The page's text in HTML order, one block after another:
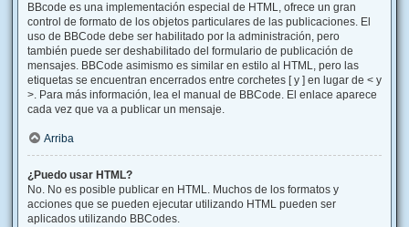
BBcode es una implementación especial de HTML, ofrece un gran
control de formato de los objetos particulares de las publicaciones. El
uso de BBCode debe ser habilitado por la administración, pero
también puede ser deshabilitado del formulario de publicación de
mensajes. BBCode asimismo es similar en estilo al HTML, pero las
etiquetas se encuentran encerrados entre corchetes [ y ] en lugar de < y
>. Para más información, lea el manual de BBCode. El enlace aparece
cada vez que va a publicar un mensaje.
Arriba
¿Puedo usar HTML?
No. No es posible publicar en HTML. Muchos de los formatos y
acciones que se pueden ejecutar utilizando HTML pueden ser
aplicados utilizando BBCodes.